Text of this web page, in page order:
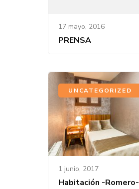
17 mayo, 2016
PRENSA
UNCATEGORIZED
1 junio, 2017
Habitación -Romero-